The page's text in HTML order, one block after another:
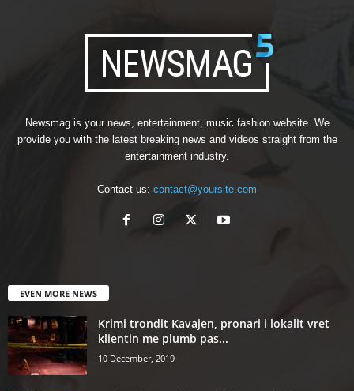
Newsmag is your news, entertainment, music fashion website. We
provide you with the latest breaking news and videos straight from the
entertainment industry.
Contact us: contact@yoursite.com
EVEN MORE NEWS
Krimi trondit Kavajen, pronari i lokalit vret
klientin me plumb pas...
10 December, 2019